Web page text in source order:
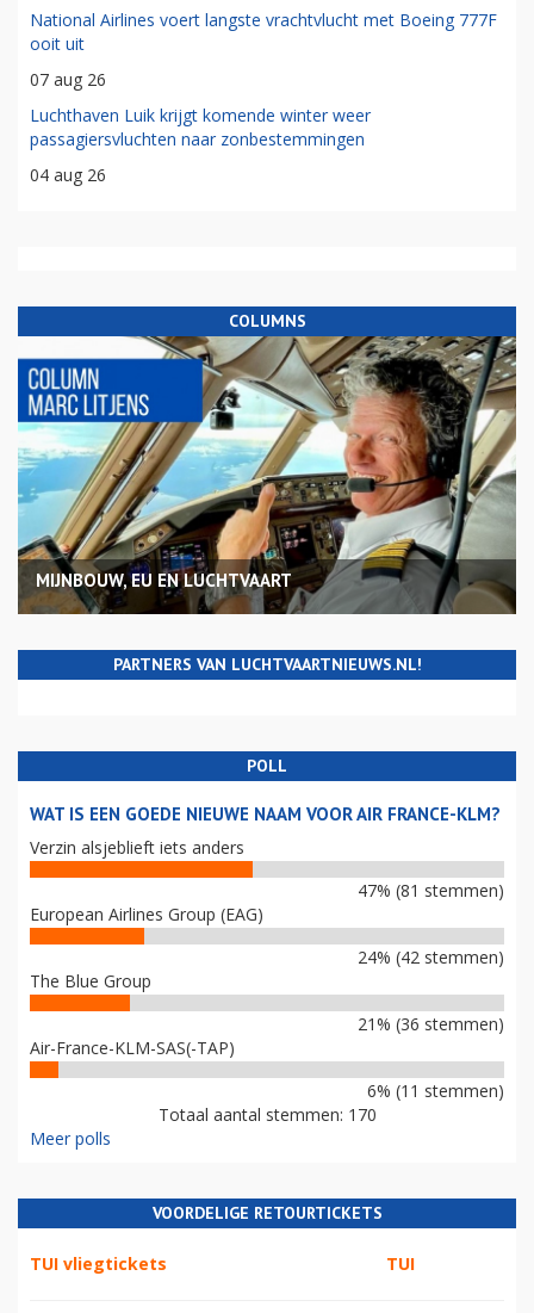
National Airlines voert langste vrachtvlucht met Boeing 777F
ooit uit
07 aug 26
Luchthaven Luik krijgt komende winter weer
passagiersvluchten naar zonbestemmingen
04 aug 26
COLUMNS
MIJNBOUW, EU EN LUCHTVAART
PARTNERS VAN LUCHTVAARTNIEUWS.NL!
POLL
WAT IS EEN GOEDE NIEUWE NAAM VOOR AIR FRANCE-KLM?
Verzin alsjeblieft iets anders
47% (81 stemmen)
European Airlines Group (EAG)
24% (42 stemmen)
The Blue Group
21% (36 stemmen)
Air-France-KLM-SAS(-TAP)
6% (11 stemmen)
Totaal aantal stemmen: 170
Meer polls
VOORDELIGE RETOURTICKETS
TUI vliegtickets TUI